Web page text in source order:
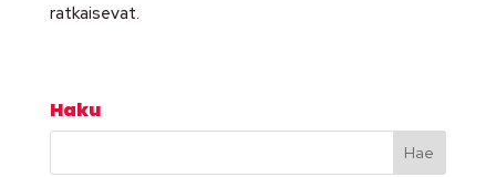
ratkaisevat.
Haku